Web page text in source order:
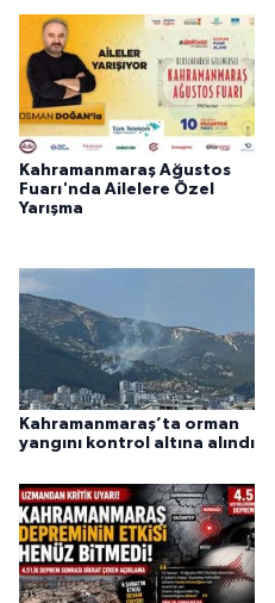
Kahramanmaraş Ağustos
Fuarı'nda Ailelere Özel
Yarışma
Kahramanmaraş’ta orman
yangını kontrol altına alındı